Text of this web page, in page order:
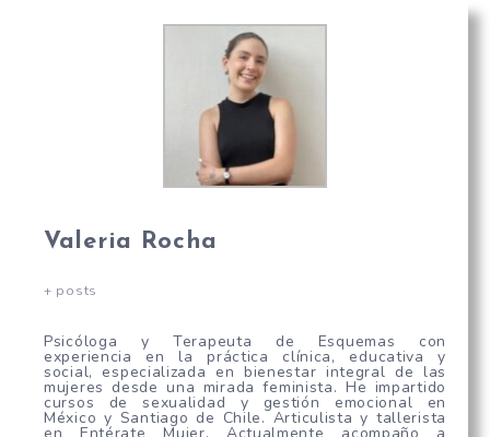
Valeria Rocha
+ posts
Psicóloga y Terapeuta de Esquemas con
experiencia en la práctica clínica, educativa y
social, especializada en bienestar integral de las
mujeres desde una mirada feminista. He impartido
cursos de sexualidad y gestión emocional en
México y Santiago de Chile. Articulista y tallerista